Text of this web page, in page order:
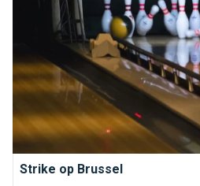
Strike op Brussel